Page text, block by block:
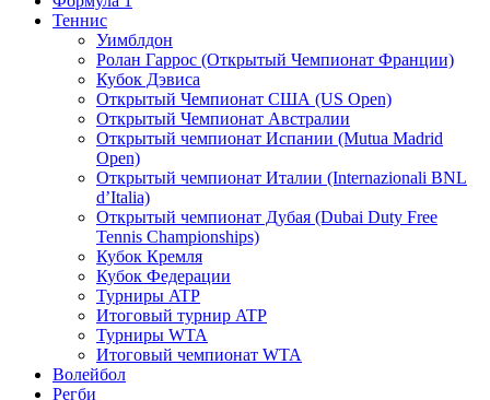
Теннис
Уимблдон
Ролан Гаррос (Открытый Чемпионат Франции)
Кубок Дэвиса
Открытый Чемпионат США (US Open)
Открытый Чемпионат Австралии
Открытый чемпионат Испании (Mutua Madrid
Open)
Открытый чемпионат Италии (Internazionali BNL
d’Italia)
Открытый чемпионат Дубая (Dubai Duty Free
Tennis Championships)
Кубок Кремля
Кубок Федерации
Турниры ATP
Итоговый турнир ATP
Турниры WTA
Итоговый чемпионат WTA
Волейбол
Регби